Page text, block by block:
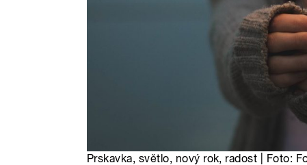
Prskavka, světlo, nový rok, radost | Foto: